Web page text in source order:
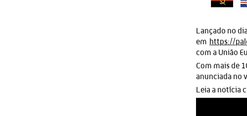
Lançado no
em https://
com a União
Com mais de
anunciada no
Leia a notícia